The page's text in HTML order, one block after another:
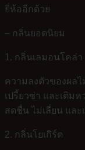
ยี่ห้ออีกด้วย
– กลิ่นยอดนิยม
1. กลิ่นเลมอนโคล่า
ความลงตัวของผล
เปรี้ยวซ่า และเติม
สดชื่น ไม่เลี่ยน แล
2. กลิ่นโยเกิร์ต